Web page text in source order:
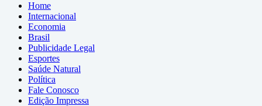
Home
Internacional
Economia
Brasil
Publicidade Legal
Esportes
Saúde Natural
Política
Fale Conosco
Edição Impressa